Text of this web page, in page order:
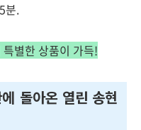
분.
별한 상품이 가득!
돌아온 열린 송현